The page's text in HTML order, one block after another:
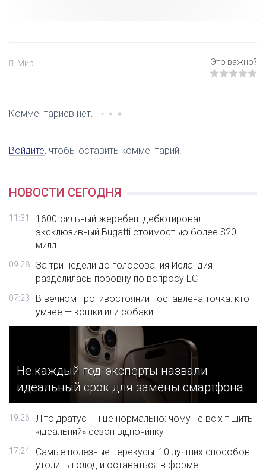
Мир
Комментариев нет.
Войдите, чтобы оставить комментарий.
НОВОСТИ СЕГОДНЯ
11:31
1600-сильный жеребец: дебютировал
эксклюзивный Bugatti стоимостью более $20
милл...
09:28
За три недели до голосования Исландия
разделилась поровну по вопросу ЕС
07:23
В вечном противостоянии поставлена точка: кто
умнее — кошки или собаки
Не каждый год: эксперты назвали
идеальный срок для замены смартфона
19:26
Літо дратує — і це нормально: чому не всіх тішить
«ідеальний» сезон відпочинку
17:24
Самые полезные перекусы: 10 лучших способов
утолить голод и оставаться в форме